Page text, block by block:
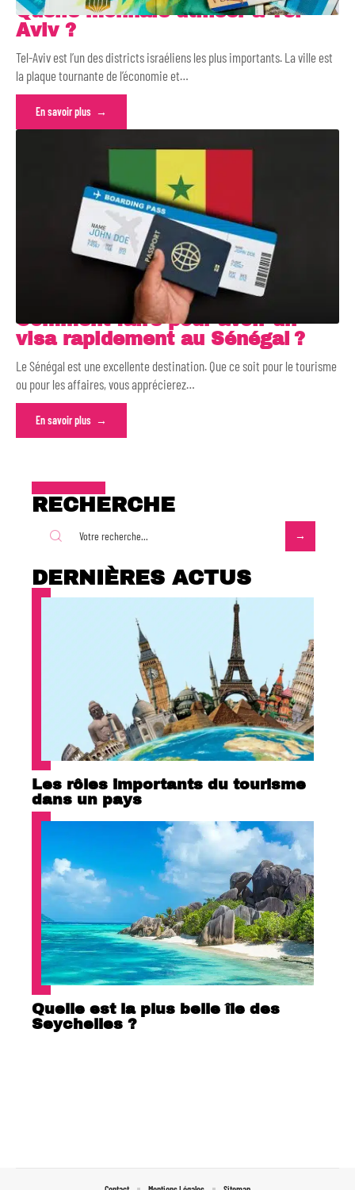
Quelle monnaie utiliser à Tel-
Aviv ?
Tel-Aviv est l’un des districts israéliens les plus importants. La ville est
la plaque tournante de l’économie et…
En savoir plus
Comment faire pour avoir un
visa rapidement au Sénégal ?
Le Sénégal est une excellente destination. Que ce soit pour le tourisme
ou pour les affaires, vous apprécierez…
En savoir plus
RECHERCHE
DERNIÈRES ACTUS
Les rôles importants du tourisme
dans un pays
Quelle est la plus belle île des
Seychelles ?